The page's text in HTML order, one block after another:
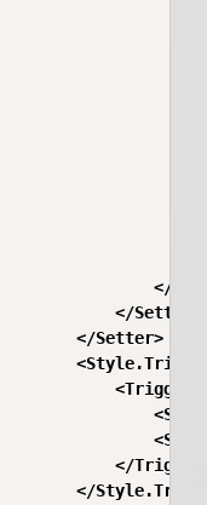
</
</
</Setter>
<Trigger
</
</